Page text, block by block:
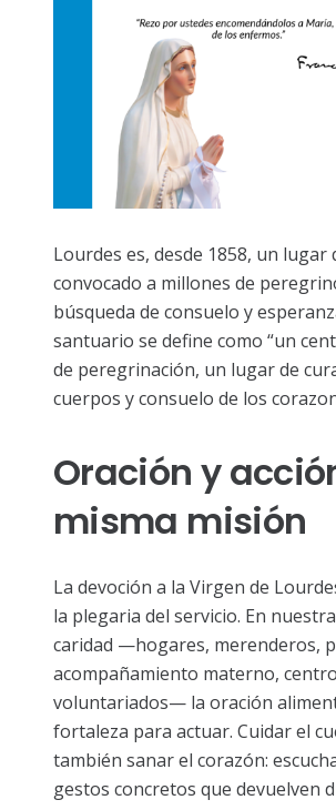
Lourdes es, desde 1858, un lugar
convocado a millones de
búsqueda de consuelo y
santuario se define como “un
de peregrinación, un lugar de
cuerpos y consuelo de los
Oración y
misma misión
La devoción a la Virgen de
la plegaria del servicio. En
caridad —hogares, merenderos,
acompañamiento materno,
voluntariados— la oración
fortaleza para actuar. Cuidar el
también sanar el corazón:
gestos concretos que devuelven